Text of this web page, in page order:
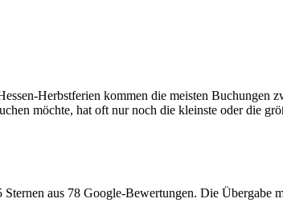
Herbstferien kommen die meisten Buchungen
möchte, hat oft nur noch die kleinste oder die
aus 78 Google-Bewertungen. Die Übergabe